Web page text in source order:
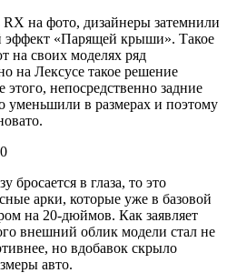
на фото, дизайнеры затемнили
эффект «Парящей крыши». Такое
на своих моделях ряд
на Лексусе такое решение
непосредственно задние
уменьшили в размерах и поэтому
бросается в глаза, то это
арки, которые уже в базовой
на 20-дюймов. Как заявляет
внешний облик модели стал не
но вдобавок скрыло
авто.